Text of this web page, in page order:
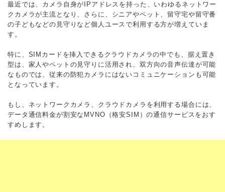
最近では、カメラ自身がIPアドレスを持った、いわゆるネットワー
クカメラが主流となり、さらに、シニアやペット、留守宅や留守番
の子どもなどの見守りなど個人ユースで利用する方が増えていま
す。
特に、SIMカードを挿入できるクラウドカメラの中でも、据え置き
型は、家人やペットの見守りに活用され、双方向の音声伝達が可能
なものでは、従来の防犯カメラにはないコミュニケーションも可能
となっています。
もし、ネットワークカメラ、クラウドカメラを利用する場合には、
データ通信料金が割安なMVNO（格安SIM）の通信サービスをおす
すめします。